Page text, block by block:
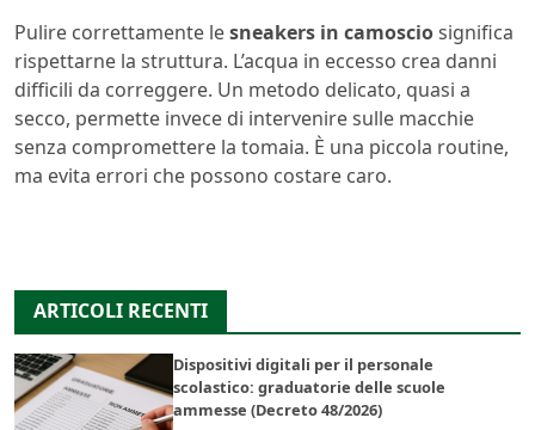
Pulire correttamente lesneakers in camosciosignifica
rispettarne la struttura. L’acqua in eccesso crea danni
difficili da correggere. Un metodo delicato, quasi a
secco, permette invece di intervenire sulle macchie
senza compromettere la tomaia. È una piccola routine,
ma evita errori che possono costare caro.
ARTICOLI RECENTI
Dispositivi digitali per il personale
scolastico: graduatorie delle scuole
ammesse (Decreto 48/2026)